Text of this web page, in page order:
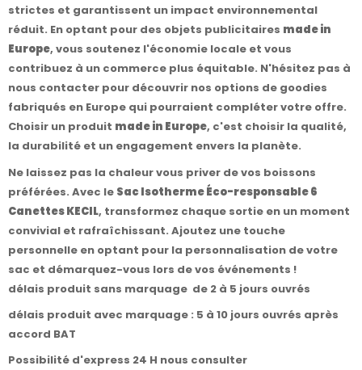
strictes et garantissent un impact environnemental
réduit. En optant pour des objets publicitaires made in
Europe, vous soutenez l'économie locale et vous
contribuez à un commerce plus équitable. N'hésitez pas à
nous contacter pour découvrir nos options de goodies
fabriqués en Europe qui pourraient compléter votre offre.
Choisir un produit made in Europe, c'est choisir la qualité,
la durabilité et un engagement envers la planète.
Ne laissez pas la chaleur vous priver de vos boissons
préférées. Avec le Sac Isotherme Éco-responsable 6
Canettes KECIL, transformez chaque sortie en un moment
convivial et rafraîchissant. Ajoutez une touche
personnelle en optant pour la personnalisation de votre
sac et démarquez-vous lors de vos événements !
délais produit sans marquage de 2 à 5 jours ouvrés
délais produit avec marquage : 5 à 10 jours ouvrés après
accord BAT
Possibilité d'express 24 H nous consulter